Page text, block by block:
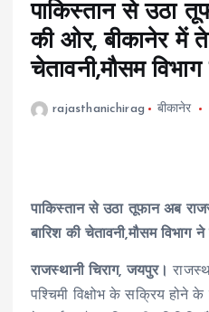
पाकिस्तान से उठा
की ओर, बीकानेर में
चेतावनी,मौसम
rajasthanichirag बीकानेर
पाकिस्तान से उठा तूफान अब
बारिश की चेतावनी,मौसम विभाग
राजस्थानी चिराग, जयपुर।
पश्चिमी विक्षोभ के सक्रिय होने